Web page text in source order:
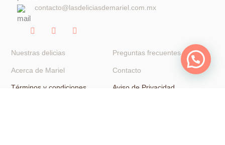
contacto@lasdeliciasdemariel.com.mx
F
a
e
b
o
-
I
n
t
a
r
m
W
h
Nuestras delicias
Acerca de Mariel
Términos y condiciones
Preguntas frecuentes
Contacto
Aviso de Privacidad